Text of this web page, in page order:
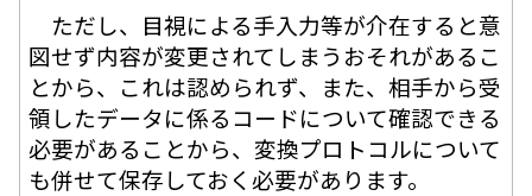
ただし、目視による手入力等が介在すると意
図せず内容が変更されてしまうおそれがあるこ
とから、これは認められず、また、相手から受
領したデータに係るコードについて確認できる
必要があることから、変換プロトコルについて
も併せて保存しておく必要があります。